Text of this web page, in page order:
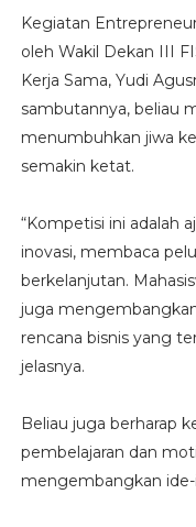
Kegiatan
oleh Wakil Dekan III
Kerja Sama, Yudi
sambutannya, beliau
menumbuhkan jiwa
semakin ketat.
“Kompetisi ini adalah
inovasi, membaca
berkelanjutan.
juga
rencana bisnis yang
jelasnya.
Beliau juga berharap
pembelajaran dan
mengembangkan ide-